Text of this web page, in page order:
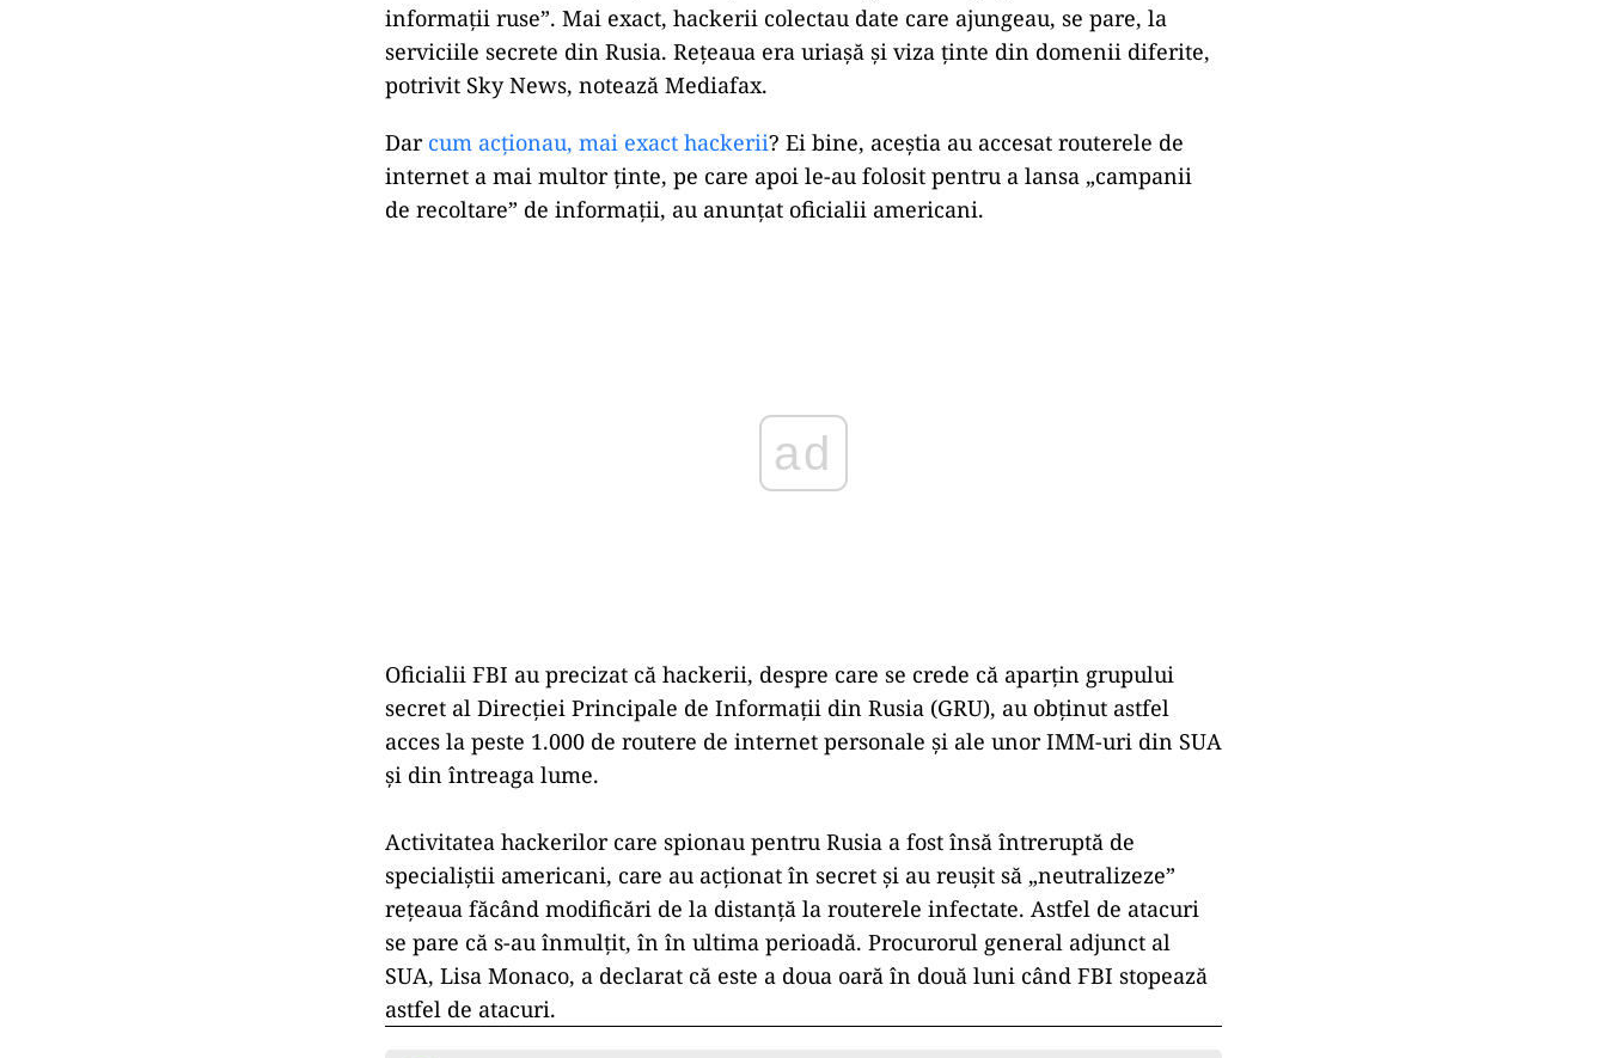
informații ruse”. Mai exact, hackerii colectau date care ajungeau, se pare, la
serviciile secrete din Rusia. Rețeaua era uriașă și viza ținte din domenii diferite,
potrivit Sky News, notează Mediafax.
Dar cum acționau, mai exact hackerii? Ei bine, aceștia au accesat routerele de
internet a mai multor ținte, pe care apoi le-au folosit pentru a lansa „campanii
de recoltare” de informații, au anunțat oficialii americani.
Oficialii FBI au precizat că hackerii, despre care se crede că aparțin grupului
secret al Direcției Principale de Informații din Rusia (GRU), au obținut astfel
acces la peste 1.000 de routere de internet personale și ale unor IMM-uri din SUA
și din întreaga lume.
Activitatea hackerilor care spionau pentru Rusia a fost însă întreruptă de
specialiștii americani, care au acționat în secret și au reușit să „neutralizeze”
rețeaua făcând modificări de la distanță la routerele infectate. Astfel de atacuri
se pare că s-au înmulțit, în în ultima perioadă. Procurorul general adjunct al
SUA, Lisa Monaco, a declarat că este a doua oară în două luni când FBI stopează
astfel de atacuri.